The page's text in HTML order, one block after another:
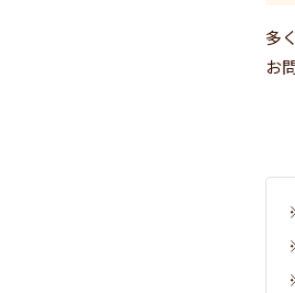
多
お